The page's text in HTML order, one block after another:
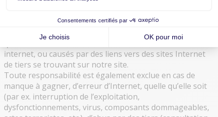
Naef Holding S.A décline sans restriction toute
responsabilité en cas de perte ou de dommage, quels
qu’ils soient, résultant de l’accès ou de l’utilisation du site
internet, ou causés par des liens vers des sites Internet
de tiers se trouvant sur notre site.
Toute responsabilité est également exclue en cas de
manque à gagner, d’erreur d’Internet, quelle qu’elle soit
(par ex. interruption de l’exploitation,
dysfonctionnements, virus, composants dommageables,